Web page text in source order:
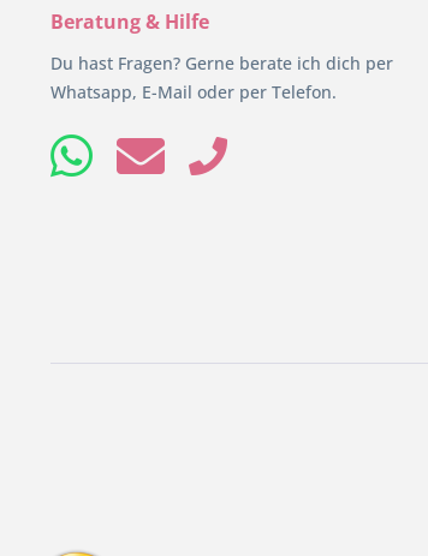
Beratung & Hilfe
Du hast Fragen? Gerne berate ich dich per
Whatsapp, E-Mail oder per Telefon.